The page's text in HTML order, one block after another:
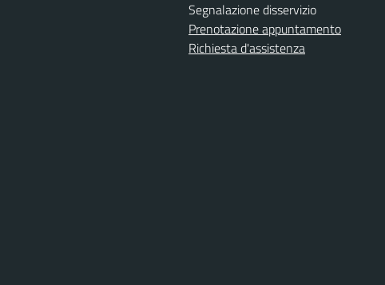
Segnalazione disservizio
Prenotazione appuntamento
Richiesta d'assistenza